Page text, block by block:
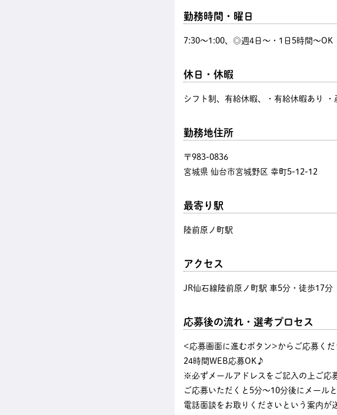
勤務時間・曜日
7:30〜1:00、◎週4日～・1日5時間～OK
休日・休暇
シフト制、有給休暇、・有給休暇あり
勤務地住所
〒983-0836
宮城県 仙台市宮城野区 幸町5-12-12
最寄り駅
陸前原ノ町駅
アクセス
JR仙石線陸前原ノ町駅 車5分・徒歩17分
応募後の流れ・選考プロセス
<応募画面に進むボタン>からご応募くだ
24時間WEB応募OK♪
※必ずメールアドレスをご記入の上ご応
ご応募いただくと5分～10分後にメールと
電話面談をお取りくださいという案内が